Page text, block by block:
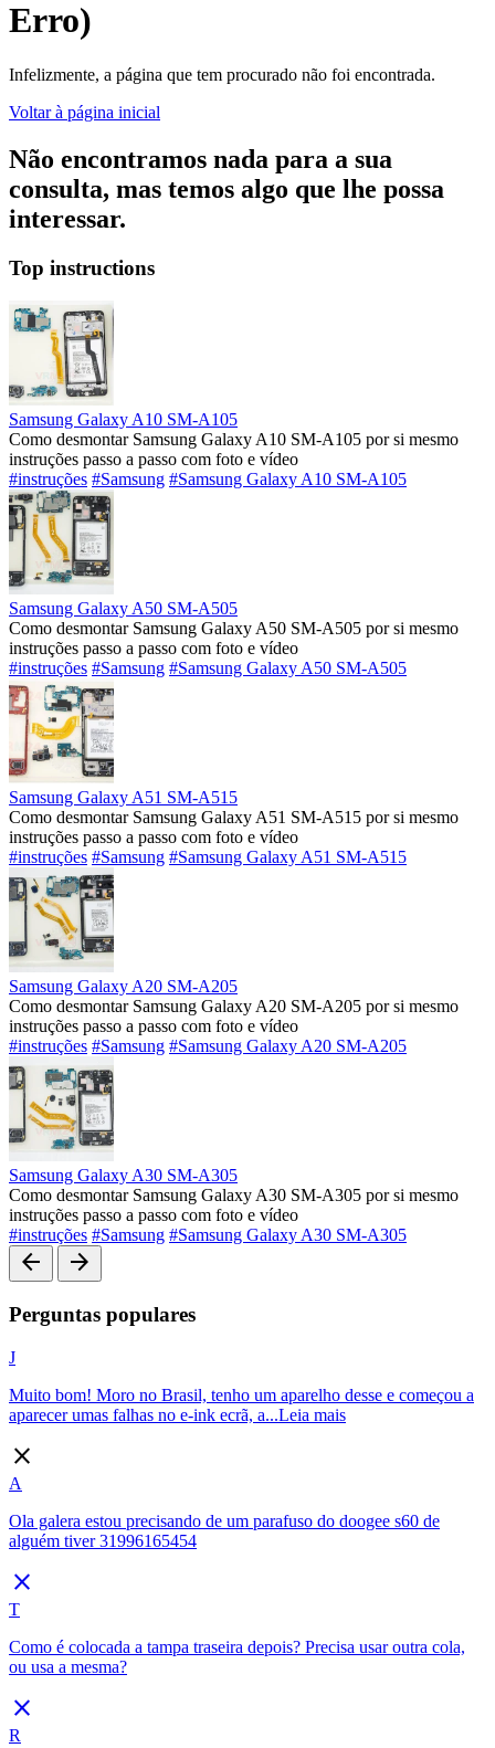
Erro)
Infelizmente, a página que tem procurado não foi encontrada.
Voltar à página inicial
Não encontramos nada para a sua
consulta, mas temos algo que lhe possa
interessar.
Top instructions
Samsung Galaxy A10 SM-A105
Como desmontar Samsung Galaxy A10 SM-A105 por si mesmo
instruções passo a passo com foto e vídeo
#instruções #Samsung #Samsung Galaxy A10 SM-A105
Samsung Galaxy A50 SM-A505
Como desmontar Samsung Galaxy A50 SM-A505 por si mesmo
instruções passo a passo com foto e vídeo
#instruções #Samsung #Samsung Galaxy A50 SM-A505
Samsung Galaxy A51 SM-A515
Como desmontar Samsung Galaxy A51 SM-A515 por si mesmo
instruções passo a passo com foto e vídeo
#instruções #Samsung #Samsung Galaxy A51 SM-A515
Samsung Galaxy A20 SM-A205
Como desmontar Samsung Galaxy A20 SM-A205 por si mesmo
instruções passo a passo com foto e vídeo
#instruções #Samsung #Samsung Galaxy A20 SM-A205
Samsung Galaxy A30 SM-A305
Como desmontar Samsung Galaxy A30 SM-A305 por si mesmo
instruções passo a passo com foto e vídeo
#instruções #Samsung #Samsung Galaxy A30 SM-A305
arrow_back arrow_forward
Perguntas populares
J
Muito bom! Moro no Brasil, tenho um aparelho desse e começou a
aparecer umas falhas no e-ink ecrã, a...Leia mais
close
A
Ola galera estou precisando de um parafuso do doogee s60 de
alguém tiver 31996165454
close
T
Como é colocada a tampa traseira depois? Precisa usar outra cola,
ou usa a mesma?
close
R